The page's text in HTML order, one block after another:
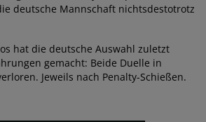
deutsche Mannschaft nichtsdestotrotz
hat die deutsche Auswahl zuletzt
gemacht: Beide Duelle in
Jeweils nach Penalty-Schießen.